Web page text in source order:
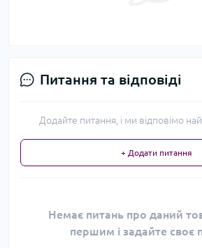
Питання та відповіді
Додайте питання, і ми відповімо
+ Додати питання
Немає питань про даний
першим і задайте своє